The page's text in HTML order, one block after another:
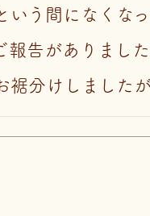
いう間になくな
報告がありました
裾分けしました